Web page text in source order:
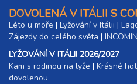
DOVOLENÁ V ITÁLII S
Léto u moře | Lyžování v Itálii |
Zájezdy do celého světa |
LYŽOVÁNÍ V ITÁLII 2026/2027
Kam s rodinou na lyže |​ Krásné
dovolenou